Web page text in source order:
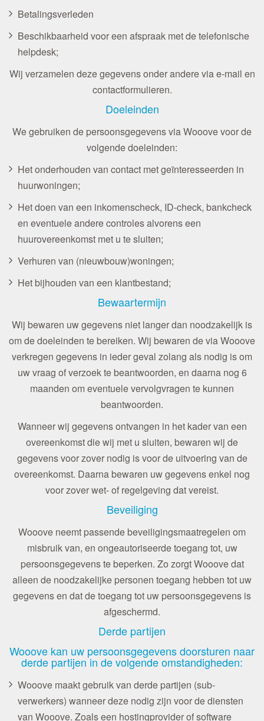
Betalingsverleden
Beschikbaarheid voor een afspraak met de telefonische
helpdesk;
Wij verzamelen deze gegevens onder andere via e-mail en
contactformulieren.
Doeleinden
We gebruiken de persoonsgegevens via Wooove voor de
volgende doeleinden:
Het onderhouden van contact met geïnteresseerden in
huurwoningen;
Het doen van een inkomenscheck, ID-check, bankcheck
en eventuele andere controles alvorens een
huurovereenkomst met u te sluiten;
Verhuren van (nieuwbouw)woningen;
Het bijhouden van een klantbestand;
Bewaartermijn
Wij bewaren uw gegevens niet langer dan noodzakelijk is
om de doeleinden te bereiken. Wij bewaren de via Wooove
verkregen gegevens in ieder geval zolang als nodig is om
uw vraag of verzoek te beantwoorden, en daarna nog 6
maanden om eventuele vervolgvragen te kunnen
beantwoorden.
Wanneer wij gegevens ontvangen in het kader van een
overeenkomst die wij met u sluiten, bewaren wij de
gegevens voor zover nodig is voor de uitvoering van de
overeenkomst. Daarna bewaren uw gegevens enkel nog
voor zover wet- of regelgeving dat vereist.
Beveiliging
Wooove neemt passende beveiligingsmaatregelen om
misbruik van, en ongeautoriseerde toegang tot, uw
persoonsgegevens te beperken. Zo zorgt Wooove dat
alleen de noodzakelijke personen toegang hebben tot uw
gegevens en dat de toegang tot uw persoonsgegevens is
afgeschermd.
Derde partijen
Wooove kan uw persoonsgegevens doorsturen naar
derde partijen in de volgende omstandigheden:
Wooove maakt gebruik van derde partijen (sub-
verwerkers) wanneer deze nodig zijn voor de diensten
van Wooove. Zoals een hostingprovider of software